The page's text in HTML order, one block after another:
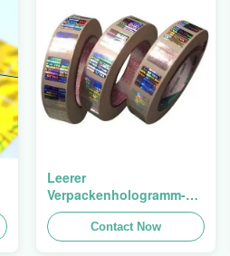
Leerer
Verpackenhologramm-
Sicherheits-Aufkleber-
Besetzer-offensichtlicher
Hologramm-Aufkleber
Contact Now